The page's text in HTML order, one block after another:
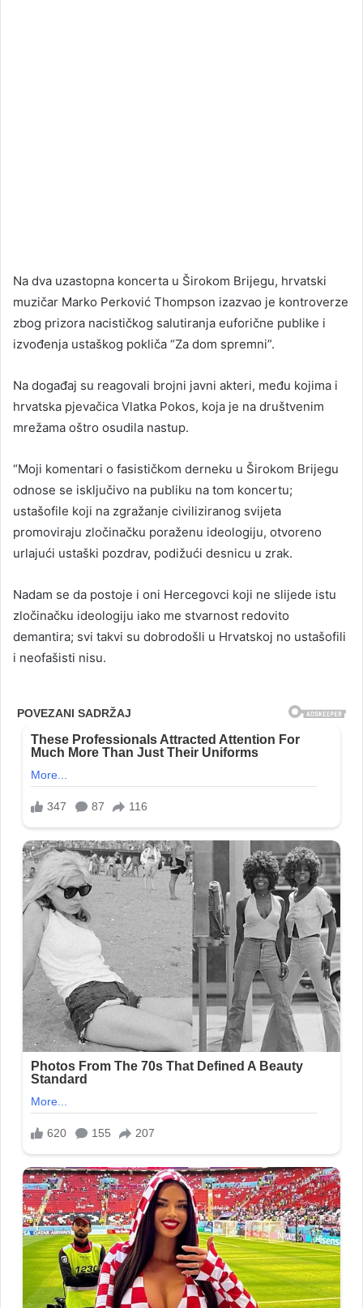
Na dva uzastopna koncerta u Širokom Brijegu, hrvatski
muzičar Marko Perković Thompson izazvao je kontroverze
zbog prizora nacističkog salutiranja euforične publike i
izvođenja ustaškog pokliča “Za dom spremni”.
Na događaj su reagovali brojni javni akteri, među kojima i
hrvatska pjevačica Vlatka Pokos, koja je na društvenim
mrežama oštro osudila nastup.
“Moji komentari o fasističkom derneku u Širokom Brijegu
odnose se isključivo na publiku na tom koncertu;
ustašofile koji na zgražanje civiliziranog svijeta
promoviraju zločinačku poraženu ideologiju, otvoreno
urlajući ustaški pozdrav, podižući desnicu u zrak.
Nadam se da postoje i oni Hercegovci koji ne slijede istu
zločinačku ideologiju iako me stvarnost redovito
demantira; svi takvi su dobrodošli u Hrvatskoj no ustašofili
i neofašisti nisu.